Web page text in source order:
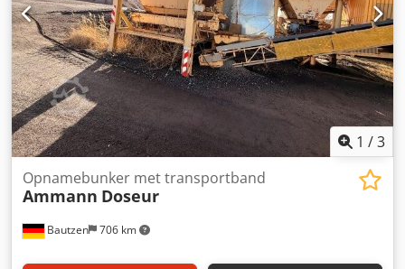
1 /3
Bautzen 706 km
Opnamebunker met transportband
Ammann Doseur